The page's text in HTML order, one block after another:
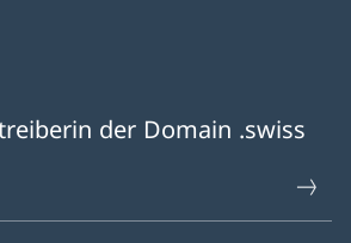
der Domain .swiss